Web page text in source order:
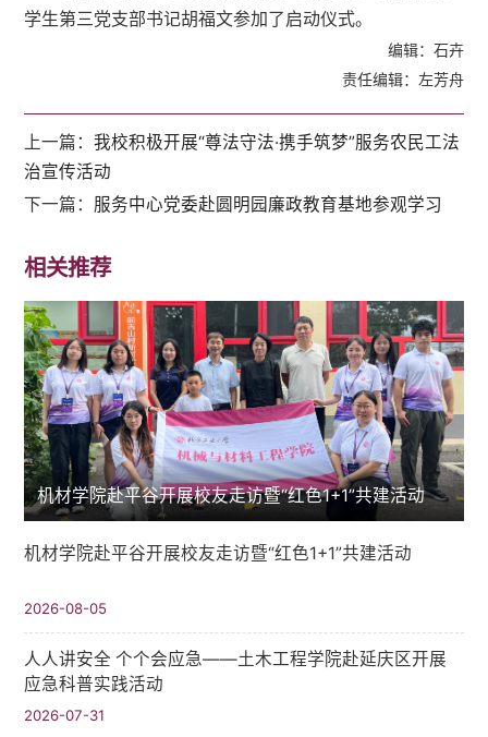
学生第三党支部书记胡福文参加了启动仪式。
编辑：石卉
责任编辑：左芳舟
上一篇：我校积极开展“尊法守法·携手筑梦”服务农民工法
治宣传活动
下一篇： 服务中心党委赴圆明园廉政教育基地参观学习
相关推荐
机材学院赴平谷开展校友走访暨“红色1+1”共建活动
机材学院赴平谷开展校友走访暨“红色1+1”共建活动
2026-08-05
人人讲安全 个个会应急——土木工程学院赴延庆区开展
应急科普实践活动
2026-07-31